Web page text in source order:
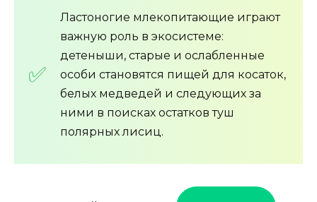
Ластоногие млекопитающие играют
важную роль в экосистеме:
детеныши, старые и ослабленные
особи становятся пищей для косаток,
белых медведей и следующих за
ними в поисках остатков туш
полярных лисиц.